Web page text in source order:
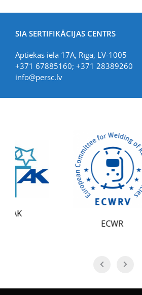
SIA SERTIFIKĀCIJAS CENTRS
Aptiekas iela 17A, Rīga, LV-1005
+371 67885160; +371 28389260
info@persc.lv